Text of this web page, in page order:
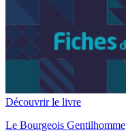
Découvrir le livre
Le Bourgeois Gentilhomme